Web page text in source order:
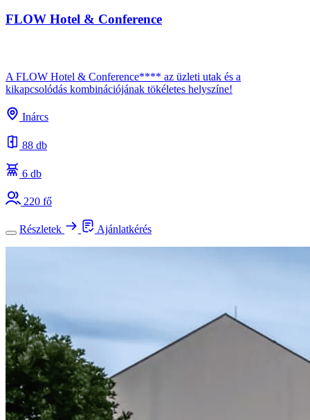
FLOW Hotel & Conference
A FLOW Hotel & Conference**** az üzleti utak és a
kikapcsolódás kombinációjának tökéletes helyszíne!
Inárcs
88 db
6 db
220 fő
Részletek Ajánlatkérés